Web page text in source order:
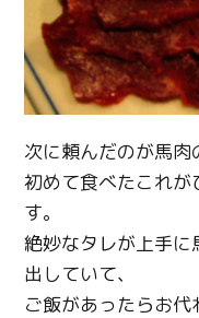
次に頼んだのが馬肉
初めて食べたこれ
す。
絶妙なタレが上手
出していて、
ご飯があったらお